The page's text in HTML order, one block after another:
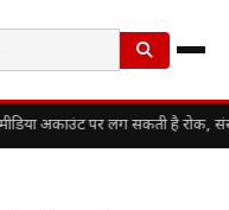
अकाउंट पर लग सकती है रोक,